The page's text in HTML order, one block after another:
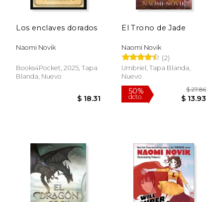
15%
dcto. $ 22.10
Rápido
40%
dcto.
Los enclaves dorados
Naomi Novik
Books4Pocket, 2025, Tapa
Blanda, Nuevo
El Trono de Jade
Naomi Novik
(2)
Umbriel, Tapa Blanda,
Nuevo